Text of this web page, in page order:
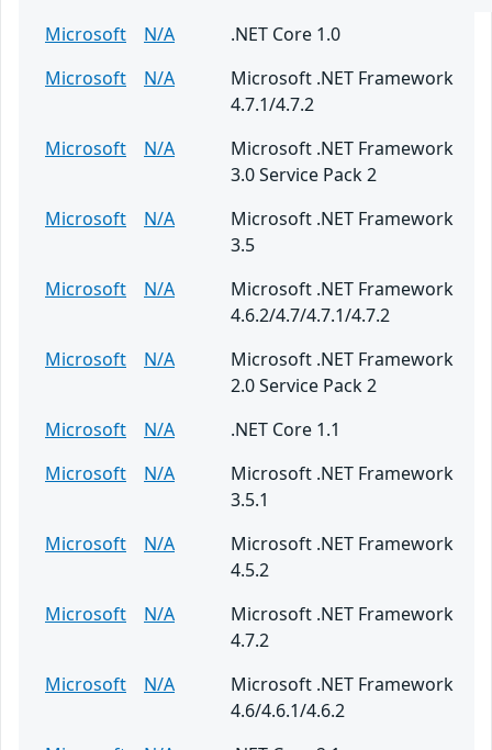
Microsoft N/A
.NET Core 1.0
Microsoft
N/A
Microsoft .NET Framework
4.7.1/4.7.2
Microsoft
N/A
Microsoft .NET Framework
3.0 Service Pack 2
Microsoft
N/A
Microsoft .NET Framework
3.5
Microsoft
N/A
Microsoft .NET Framework
4.6.2/4.7/4.7.1/4.7.2
Microsoft
N/A
Microsoft .NET Framework
2.0 Service Pack 2
Microsoft
N/A
.NET Core 1.1
Microsoft
N/A
Microsoft .NET Framework
3.5.1
Microsoft
N/A
Microsoft .NET Framework
4.5.2
Microsoft
N/A
Microsoft .NET Framework
4.7.2
Microsoft
N/A
Microsoft .NET Framework
4.6/4.6.1/4.6.2